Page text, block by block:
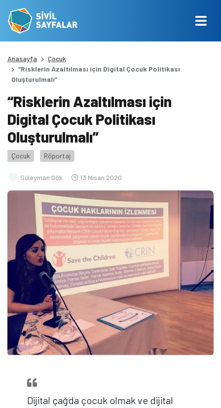
Anasayfa
Çocuk
“Risklerin Azaltılması için Digital Çocuk Politikası
Oluşturulmalı”
“Risklerin Azaltılması için
Digital Çocuk Politikası
Oluşturulmalı”
Çocuk Röportaj
Süleyman Gök 13 Nisan 2020
Dijital çağda çocuk olmak ve dijital